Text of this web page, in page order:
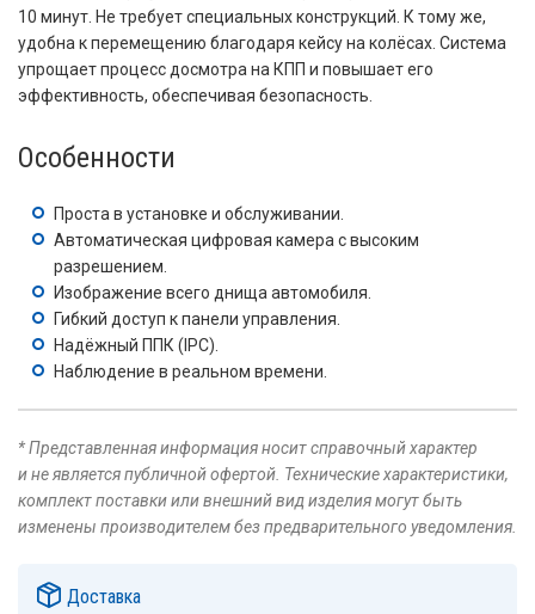
10 минут. Не требует специальных конструкций. К тому же,
удобна к перемещению благодаря кейсу на колёсах. Система
упрощает процесс досмотра на КПП и повышает его
эффективность, обеспечивая безопасность.
Особенности
Проста в установке и обслуживании.
Автоматическая цифровая камера с высоким
разрешением.
Изображение всего днища автомобиля.
Гибкий доступ к панели управления.
Надёжный ППК (IPC).
Наблюдение в реальном времени.
* Представленная информация носит справочный характер
и не является публичной офертой. Технические характеристики,
комплект поставки или внешний вид изделия могут быть
изменены производителем без предварительного уведомления.
Доставка